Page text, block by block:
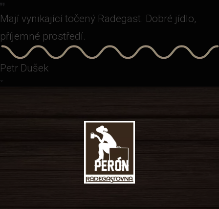
Mají vynikající točený Radegast. Dobré jídlo,
příjemné prostředí.
Petr Dušek